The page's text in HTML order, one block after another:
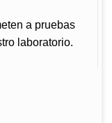
a pruebas
laboratorio.